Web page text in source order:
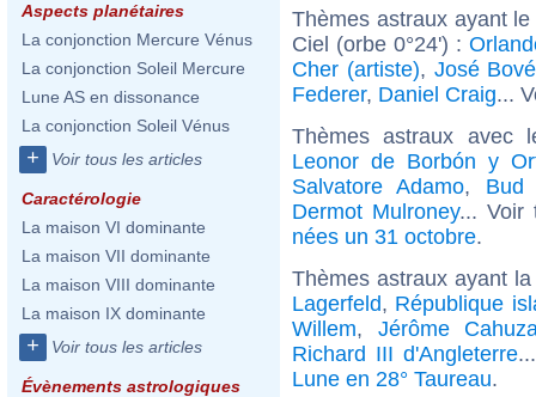
Aspects planétaires
La conjonction Mercure Vénus
La conjonction Soleil Mercure
Lune AS en dissonance
La conjonction Soleil Vénus
+ Voir tous les articles
Caractérologie
La maison VI dominante
La maison VII dominante
La maison VIII dominante
La maison IX dominante
+ Voir tous les articles
Évènements astrologiques
Thèmes astraux ayant
Ciel (orbe 0°24') :
Cher (artiste), José Bové
Federer, Daniel Craig...
Thèmes astraux avec
Leonor de Borbón y
Salvatore Adamo, Bud
Dermot Mulroney... Voir
nées un 31 octobre.
Thèmes astraux ayant
Lagerfeld, République
Willem, Jérôme
Richard III d'Angleterre
Lune en 28° Taureau.